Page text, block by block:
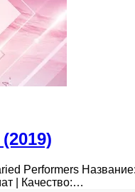
Performers
| Качество:…